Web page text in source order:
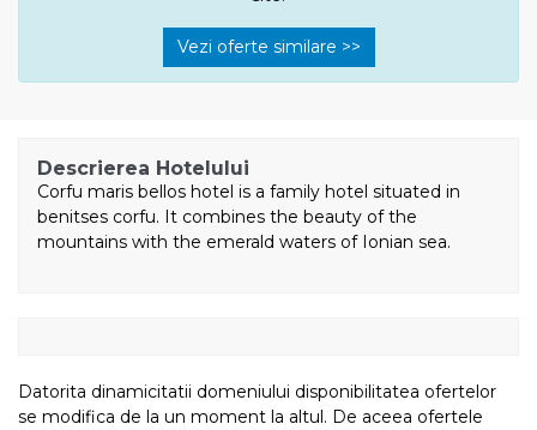
Vezi oferte similare >>
Descrierea Hotelului
Corfu maris bellos hotel is a family hotel situated in
benitses corfu. It combines the beauty of the
mountains with the emerald waters of Ionian sea.
Datorita dinamicitatii domeniului disponibilitatea ofertelor
se modifica de la un moment la altul. De aceea ofertele